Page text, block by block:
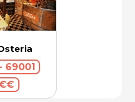
69001